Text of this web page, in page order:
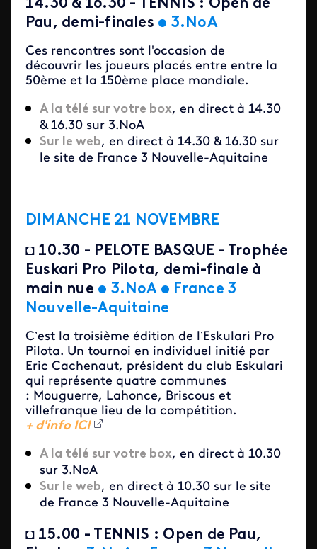
14.30 & 16.30 - TENNIS : Open de
Pau, demi-finales • 3.NoA
Ces rencontres sont l'occasion de
découvrir les joueurs placés entre entre la
50ème et la 150ème place mondiale.
A la télé sur votre box, en direct à 14.30
& 16.30 sur 3.NoA
Sur le web, en direct à 14.30 & 16.30 sur
le site de France 3 Nouvelle-Aquitaine
DIMANCHE 21 NOVEMBRE
◘ 10.30 - PELOTE BASQUE - Trophée
Euskari Pro Pilota, demi-finale à
main nue • 3.NoA • France 3
Nouvelle-Aquitaine
C’est la troisième édition de l’Eskulari Pro
Pilota. Un tournoi en individuel initié par
Eric Cachenaut, président du club Eskulari
qui représente quatre communes
: Mouguerre, Lahonce, Briscous et
villefranque lieu de la compétition.
+ d'info ICI
A la télé sur votre box, en direct à 10.30
sur 3.NoA
Sur le web, en direct à 10.30 sur le site
de France 3 Nouvelle-Aquitaine
◘ 15.00 - TENNIS : Open de Pau,